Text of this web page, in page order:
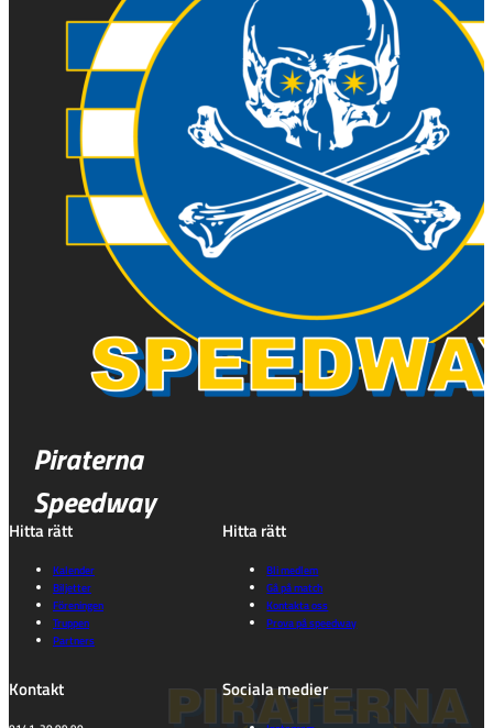
Piraterna
Speedway
Hitta rätt
Kalender
Biljetter
Föreningen
Truppen
Partners
Hitta rätt
Bli medlem
Gå på match
Kontakta oss
Prova på speedway
Kontakt Sociala medier